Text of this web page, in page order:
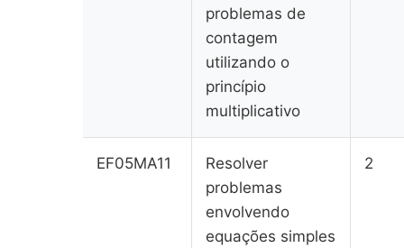
problemas de
contagem
utilizando o
princípio
multiplicativo
EF05MA11
Resolver
problemas
envolvendo
equações simples
2